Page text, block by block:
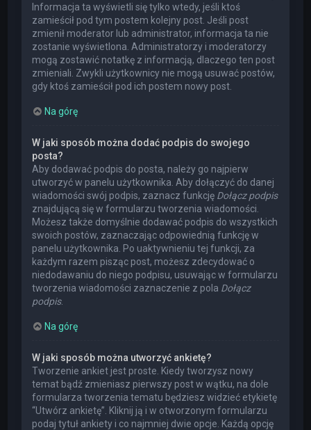
Informacja ta wyświetli się tylko wtedy, jeśli ktoś
zamieścił pod tym postem kolejny post. Jeśli post
zmienił moderator lub administrator, informacja ta nie
zostanie wyświetlona. Administratorzy i moderatorzy
mogą zostawić notatkę z informacją, dlaczego ten post
zmieniali. Zwykli użytkownicy nie mogą usuwać postów,
gdy ktoś zamieścił pod ich postem nowy post.
Na górę
W jaki sposób można dodać podpis do swojego
posta?
Aby dodawać podpis do posta, należy go najpierw
utworzyć w panelu użytkownika. Aby dołączyć do danej
wiadomości swój podpis, zaznacz funkcję Dołącz podpis
znajdującą się w formularzu tworzenia wiadomości.
Możesz także domyślnie dodawać podpis do wszystkich
swoich postów, zaznaczając odpowiednią funkcję w
panelu użytkownika. Po uaktywnieniu tej funkcji, za
każdym razem pisząc post, możesz zdecydować o
niedodawaniu do niego podpisu, usuwając w formularzu
tworzenia wiadomości zaznaczenie z pola Dołącz
podpis.
Na górę
W jaki sposób można utworzyć ankietę?
Tworzenie ankiet jest proste. Kiedy tworzysz nowy
temat bądź zmieniasz pierwszy post w wątku, na dole
formularza tworzenia tematu będziesz widzieć etykietę
“Utwórz ankietę”. Kliknij ją i w otworzonym formularzu
podaj tytuł ankiety i co najmniej dwie opcje. Każdą opcję